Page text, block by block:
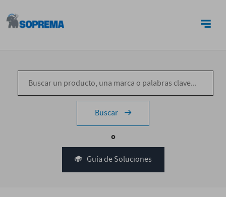
Buscar
o
Guía de Soluciones